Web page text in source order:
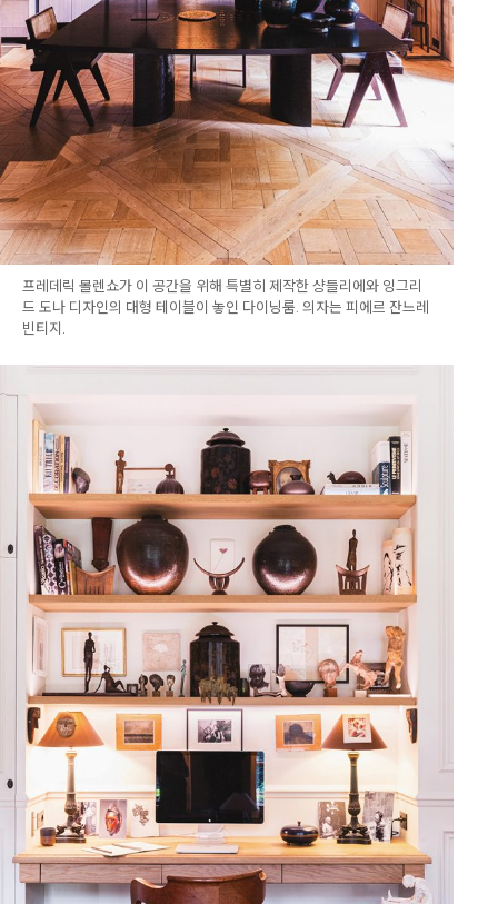
프레데릭 몰렌쇼가 이 공간을 위해 특별히 제작한 샹들리에와 잉그리
드 도나 디자인의 대형 테이블이 놓인 다이닝룸. 의자는 피에르 잔느레
빈티지.